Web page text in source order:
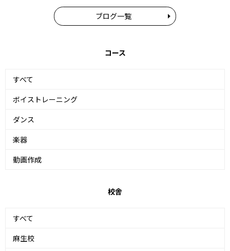
ブログ一覧
コース
すべて
ボイストレーニング
ダンス
楽器
動画作成
校舎
すべて
麻生校